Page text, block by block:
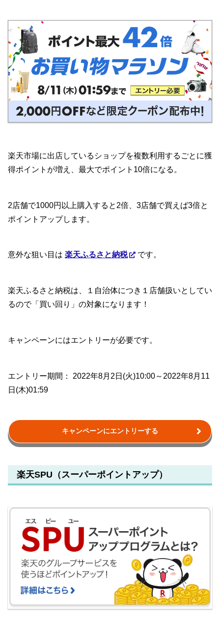
楽天市場に出店しているショップを複数利用するごとに獲
得ポイントが増え、最大でポイント10倍になる。
2店舗で1000円以上購入すると2倍、3店舗で買えば3倍と
ポイントアップします。
意外な狙い目は 楽天ふるさと納税 です。
楽天ふるさと納税は、１自治体につき１店舗扱いとしてい
るので「買い回り」の対象になります！
キャンペーンにはエントリーが必要です。
エントリー期間： 2022年8月2日(火)10:00～2022年8月11
日(木)01:59
キャンペーンにエントリーする
楽天SPU（スーパーポイントアップ）